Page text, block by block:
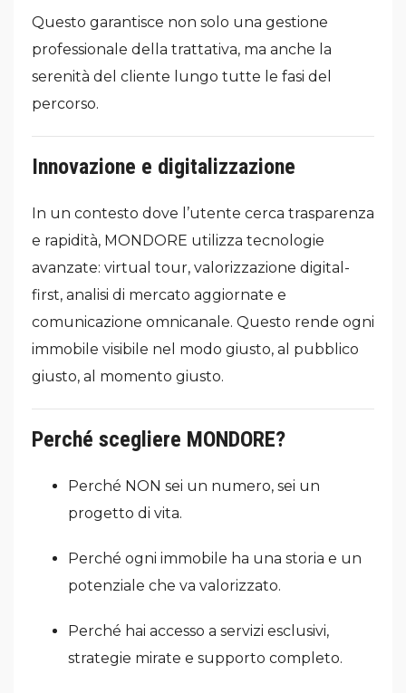
Questo garantisce non solo una gestione
professionale della trattativa, ma anche la
serenità del cliente lungo tutte le fasi del
percorso.
Innovazione e digitalizzazione
In un contesto dove l’utente cerca trasparenza
e rapidità, MONDORE utilizza tecnologie
avanzate: virtual tour, valorizzazione digital-
first, analisi di mercato aggiornate e
comunicazione omnicanale. Questo rende ogni
immobile visibile nel modo giusto, al pubblico
giusto, al momento giusto.
Perché scegliere MONDORE?
Perché NON sei un numero, sei un
progetto di vita.
Perché ogni immobile ha una storia e un
potenziale che va valorizzato.
Perché hai accesso a servizi esclusivi,
strategie mirate e supporto completo.